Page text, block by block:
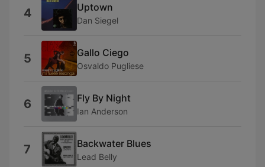
4 Uptown
Dan Siegel
5 Gallo Ciego
Osvaldo Pugliese
6 Fly By Night
Ian Anderson
7 Backwater Blues
Lead Belly